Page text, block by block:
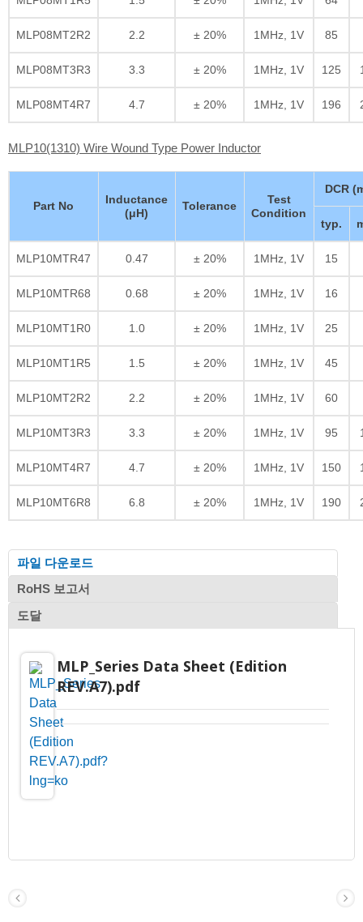
MLP08MT2R2 2.2 ± 20% 1MHz, 1V 85
MLP08MT3R3 3.3 ± 20% 1MHz, 1V 125
MLP08MT4R7 4.7 ± 20% 1MHz, 1V 196
MLP10(1310) Wire Wound Type Power Inductor
Part No
Inductance
(μH)
Tolerance
Test
Condition
DCR
typ.
MLP10MTR47 0.47 ± 20% 1MHz, 1V 15
MLP10MTR68 0.68 ± 20% 1MHz, 1V 16
MLP10MT1R0 1.0 ± 20% 1MHz, 1V 25
MLP10MT1R5 1.5 ± 20% 1MHz, 1V 45
MLP10MT2R2 2.2 ± 20% 1MHz, 1V 60
MLP10MT3R3 3.3 ± 20% 1MHz, 1V 95
MLP10MT4R7 4.7 ± 20% 1MHz, 1V 150
MLP10MT6R8 6.8 ± 20% 1MHz, 1V 190
파일 다운로드
RoHS 보고서
도달
MLP_Series Data Sheet (Edition
REV.A7).pdf